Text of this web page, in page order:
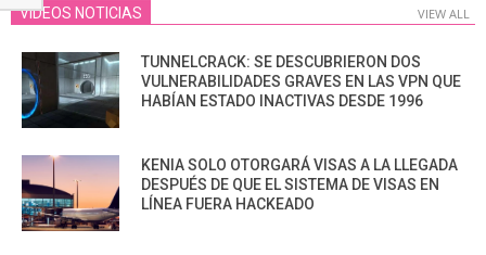
VIDEOS NOTICIAS VIEW ALL
TUNNELCRACK: SE DESCUBRIERON DOS
VULNERABILIDADES GRAVES EN LAS VPN QUE
HABÍAN ESTADO INACTIVAS DESDE 1996
KENIA SOLO OTORGARÁ VISAS A LA LLEGADA
DESPUÉS DE QUE EL SISTEMA DE VISAS EN
LÍNEA FUERA HACKEADO